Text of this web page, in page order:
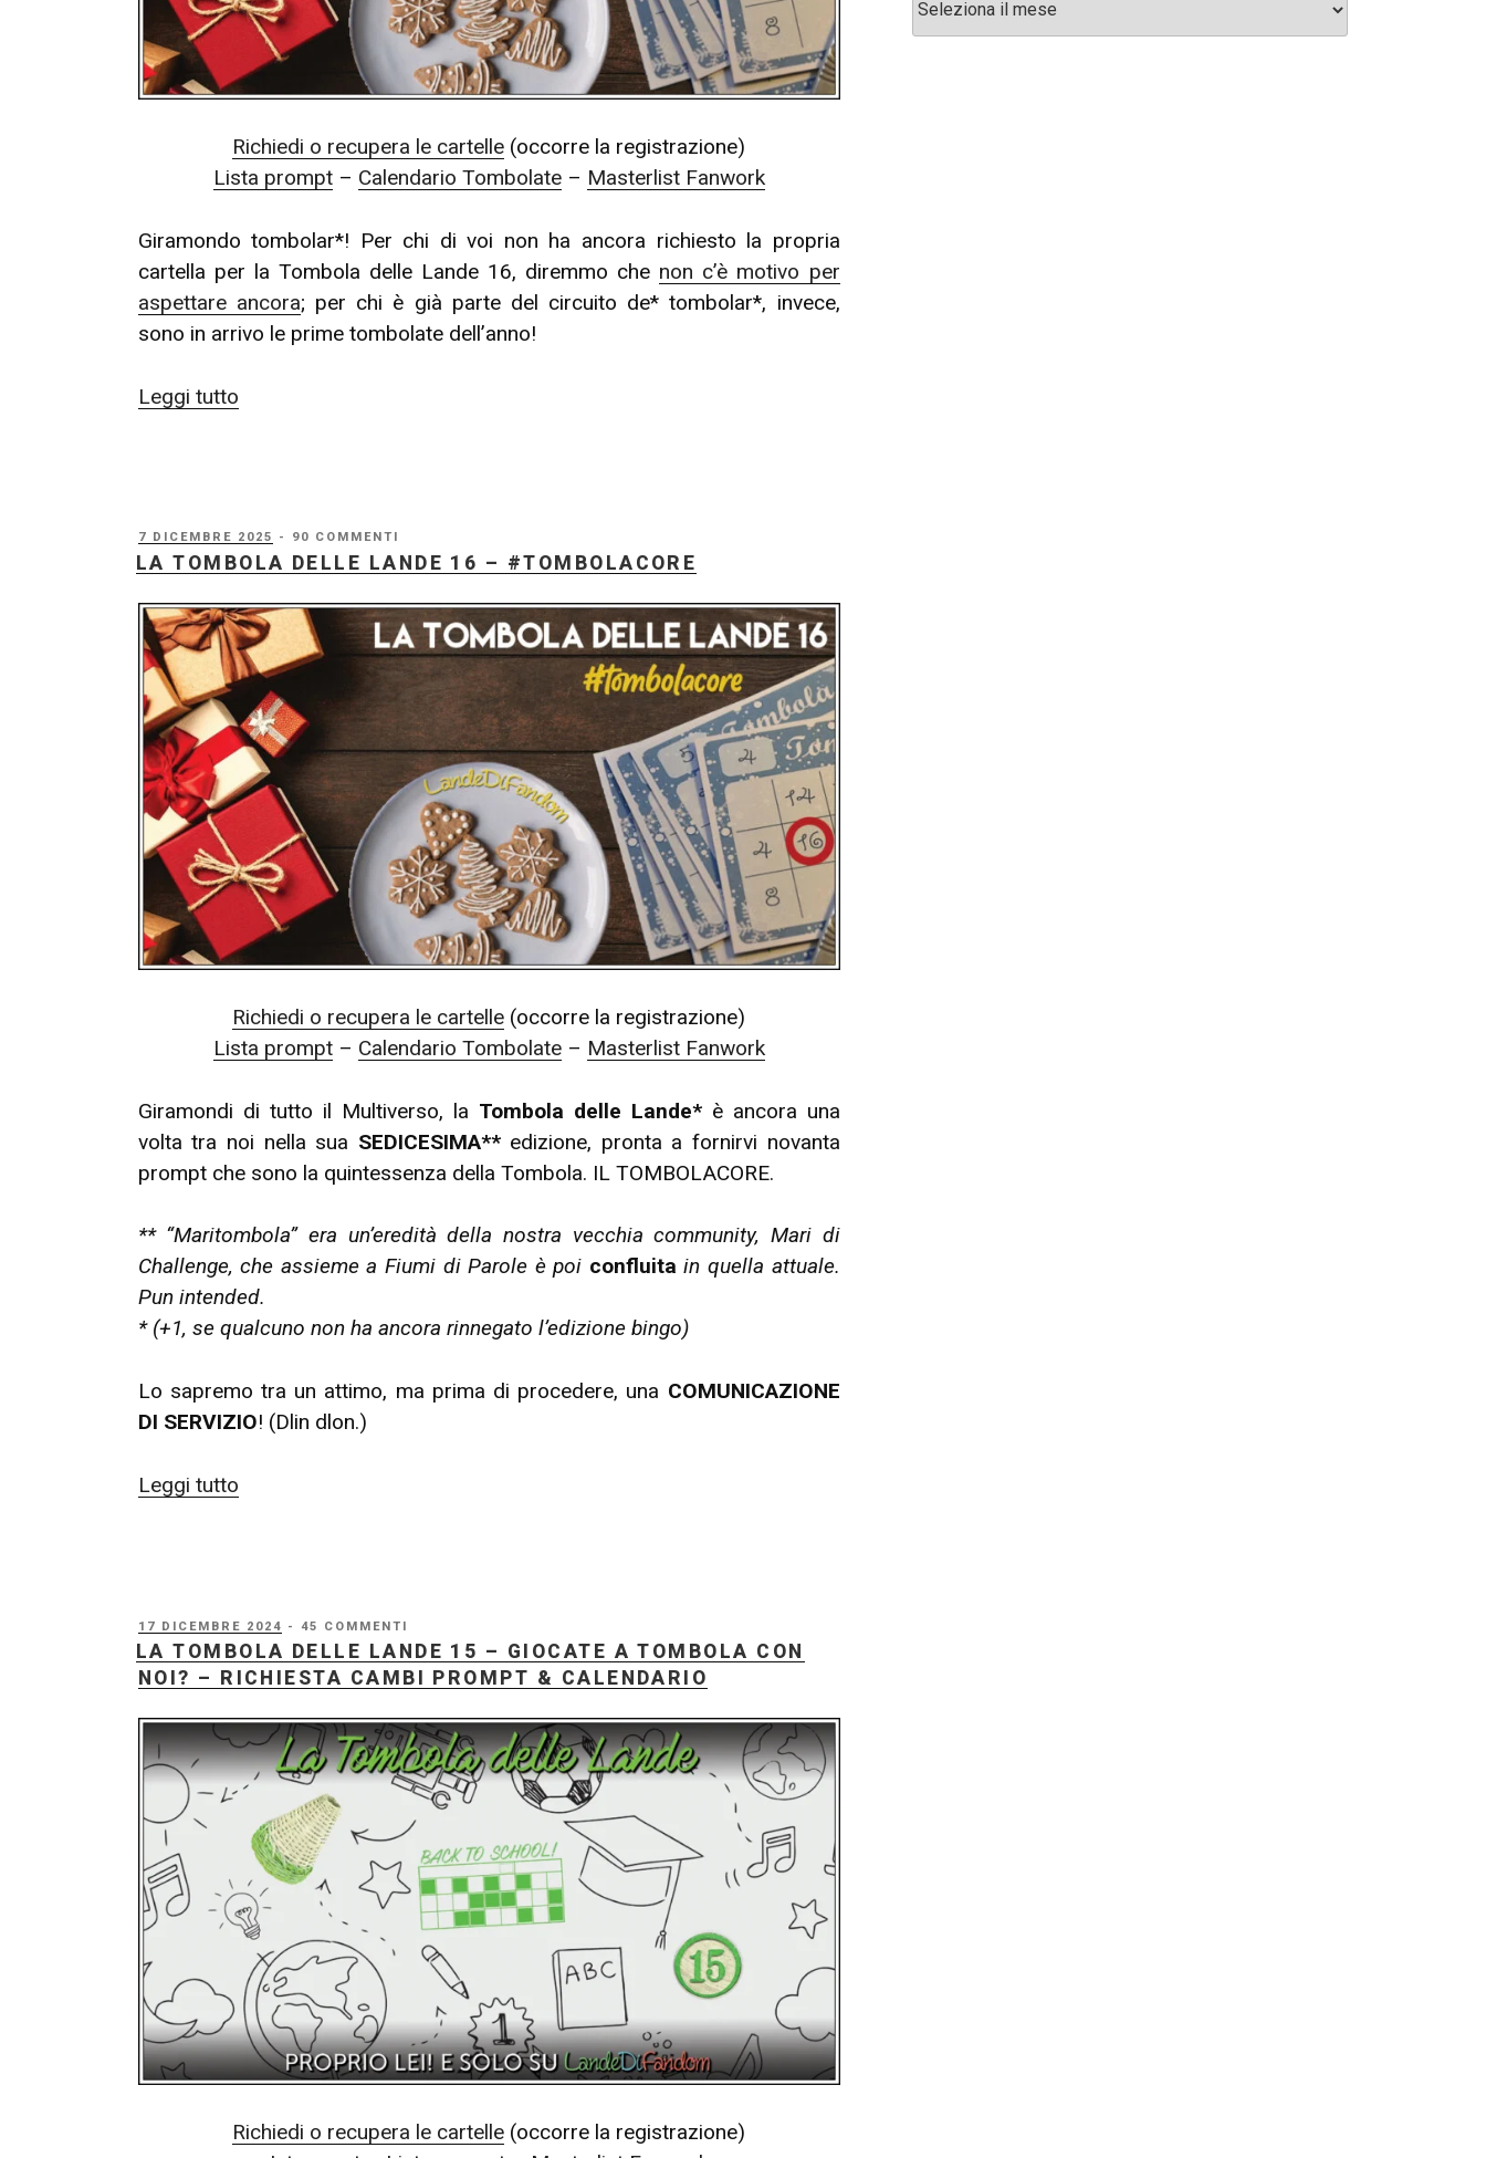
Richiedi o recupera le cartelle (occorre la registrazione)
Lista prompt– Calendario Tombolate– Masterlist Fanwork
Giramondo tombolar*! Per chi di voi non ha ancora richiesto la propria
cartella per la Tombola delle Lande 16, diremmo che non c’è motivo per
aspettare ancora; per chi è già parte del circuito de* tombolar*, invece,
sono in arrivo le prime tombolate dell’anno!
Leggi tutto“La
–
Giocate
a
Tombola
con
noi?
–
Richiesta
Cambi
Prompt
&
Calendario”
PUBBLICATO
IL
7 DICEMBRE 2025 - 90 COMMENTI
LA TOMBOLA DELLE LANDE 16 – #TOMBOLACORE
Richiedi o recupera le cartelle (occorre la registrazione)
Lista prompt– Calendario Tombolate– Masterlist Fanwork
Giramondi di tutto il Multiverso, la Tombola delle Lande*è ancora una
volta tra noi nella sua SEDICESIMA**edizione, pronta a fornirvi novanta
prompt che sono la quintessenza della Tombola. IL TOMBOLACORE.
** “Maritombola” era un’eredità della nostra vecchia community, Mari di
Challenge, che assieme a Fiumi di Parole è poi confluitain quella attuale.
Pun intended.
* (+1, se qualcuno non ha ancora rinnegato l’edizione bingo)
Lo sapremo tra un attimo, ma prima di procedere, una COMUNICAZIONE
DI SERVIZIO! (Dlin dlon.)
Leggi tutto“La
–
#tombolacore”
PUBBLICATO
IL
17 DICEMBRE 2024 - 45 COMMENTI
LA TOMBOLA DELLE LANDE 15 – GIOCATE A TOMBOLA CON
NOI? – RICHIESTA CAMBI PROMPT & CALENDARIO
Richiedi o recupera le cartelle (occorre la registrazione)